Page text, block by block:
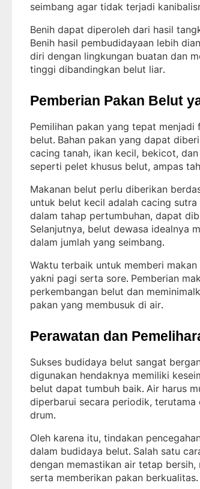
seimbang agar tidak terjadi
Benih dapat diperoleh dari hasil
Benih hasil pembudidayaan lebih
diri dengan lingkungan buatan dan
tinggi dibandingkan belut liar.
Pemberian Pakan Belut
Pemilihan pakan yang tepat
belut. Bahan pakan yang dapat
cacing tanah, ikan kecil, bekicot,
seperti pelet khusus belut, ampas
Makanan belut perlu diberikan
untuk belut kecil adalah cacing
dalam tahap pertumbuhan, dapat
Selanjutnya, belut dewasa idealnya
dalam jumlah yang seimbang.
Waktu terbaik untuk memberi
yakni pagi serta sore. Pemberian
perkembangan belut dan
pakan yang membusuk di air.
Perawatan dan
Sukses budidaya belut sangat
digunakan hendaknya memiliki
belut dapat tumbuh baik. Air harus
diperbarui secara periodik,
drum.
Oleh karena itu, tindakan
dalam budidaya belut. Salah satu
dengan memastikan air tetap
serta memberikan pakan berkualitas.